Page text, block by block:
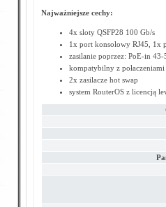
Najważniejsze cechy:
4x sloty QSFP28 100 Gb/s
1x port konsolowy RJ45, 1x
zasilanie poprzez: PoE-in
kompatybilny z
2x zasilacze hot swap
system RouterOS z licencją